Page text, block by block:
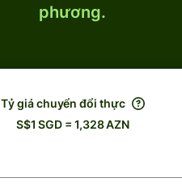
phương.
Tỷ giá chuyển đổi thực
S$1 SGD = 1,328 AZN